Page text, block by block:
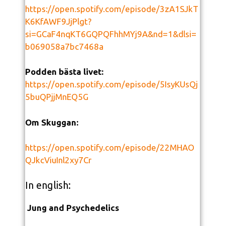
https://open.spotify.com/episode/3zA1SJkT
K6KfAWF9JjPlgt?
si=GCaF4nqKT6GQPQFhhMYj9A&nd=1&dlsi=
b069058a7bc7468a
Podden bästa livet:
https://open.spotify.com/episode/5IsyKUsQj
5buQPjjMnEQ5G
Om Skuggan:
https://open.spotify.com/episode/22MHAO
QJkcViuInl2xy7Cr
In english:
Jung and Psychedelics